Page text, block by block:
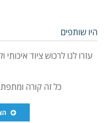
היו שותפים
עזרו לנו לרכוש ציוד
כל זה קורה